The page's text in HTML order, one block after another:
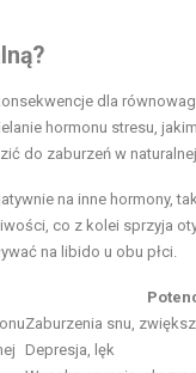
dla
hormonu stresu,
do zaburzeń w
na inne hormony,
co z kolei sprzyja
na libido u obu płci.
Zaburzenia snu,
Depresja, lęk